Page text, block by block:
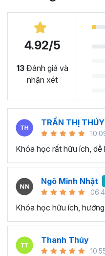
Đó là lý do mà Gitiho cho
từ Cơ bản đến Nâng
bạn bắt đầu làm quen và
này vào công việc. Cùng
Tại sao bạn
Sheet?
rất nhiều. Thay vì gần như
chuyển dịch nhiều sang
trình bảng tính trực tuyến
pháp mà nhiều công ty sử
Google.
Tại sao tham
Google Sheet
Khóa học Google Sheets
cơ bản đến nâng cao giúp
4.92/5
13Đánh giá và
nhận xét
TRẦN THỊ
Khóa học rất hữu ích, dễ
Ngô Minh Nhật
Khóa học hữu ích,
Thanh Thúy